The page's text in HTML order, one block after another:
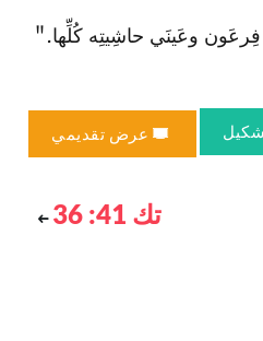
وعَينَي حاشِيتِه كُلِّها."
عرض تقديمي
تك 41: 36